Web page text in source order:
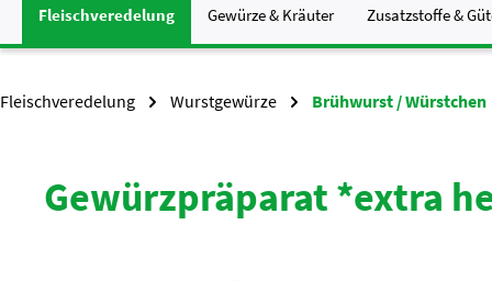
Fleischveredelung Gewürze & Kräuter Zusatzstoffe &
Fleischveredelung Wurstgewürze Brühwurst / Würstchen
Gewürzpräparat *extra